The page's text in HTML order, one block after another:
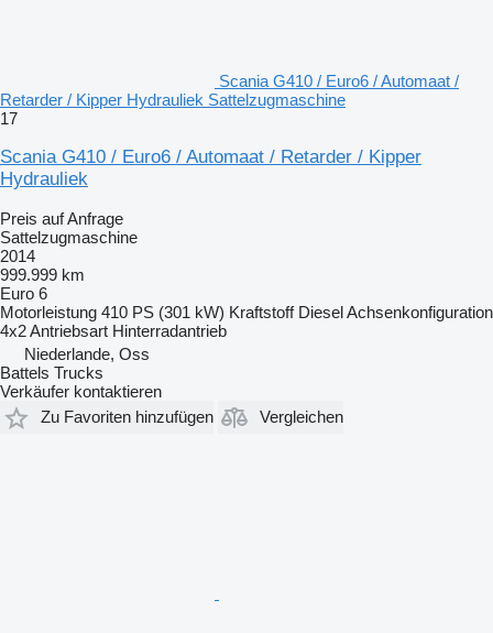
Scania G410 / Euro6 / Automaat /
Retarder / Kipper Hydrauliek Sattelzugmaschine
17
Scania G410 / Euro6 / Automaat / Retarder / Kipper
Hydrauliek
Preis auf Anfrage
Sattelzugmaschine
2014
999.999 km
Euro 6
Motorleistung 410 PS (301 kW) Kraftstoff DieselAchsenkonfiguration
4x2Antriebsart Hinterradantrieb
Niederlande, Oss
Battels Trucks
Verkäufer kontaktieren
Zu Favoriten hinzufügen
Vergleichen